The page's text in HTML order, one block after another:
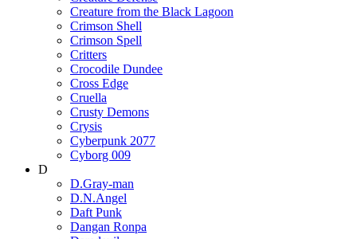
Creature from the Black Lagoon
Crimson Shell
Crimson Spell
Critters
Crocodile Dundee
Cross Edge
Cruella
Crusty Demons
Crysis
Cyberpunk 2077
Cyborg 009
D
D.Gray-man
D.N.Angel
Daft Punk
Dangan Ronpa